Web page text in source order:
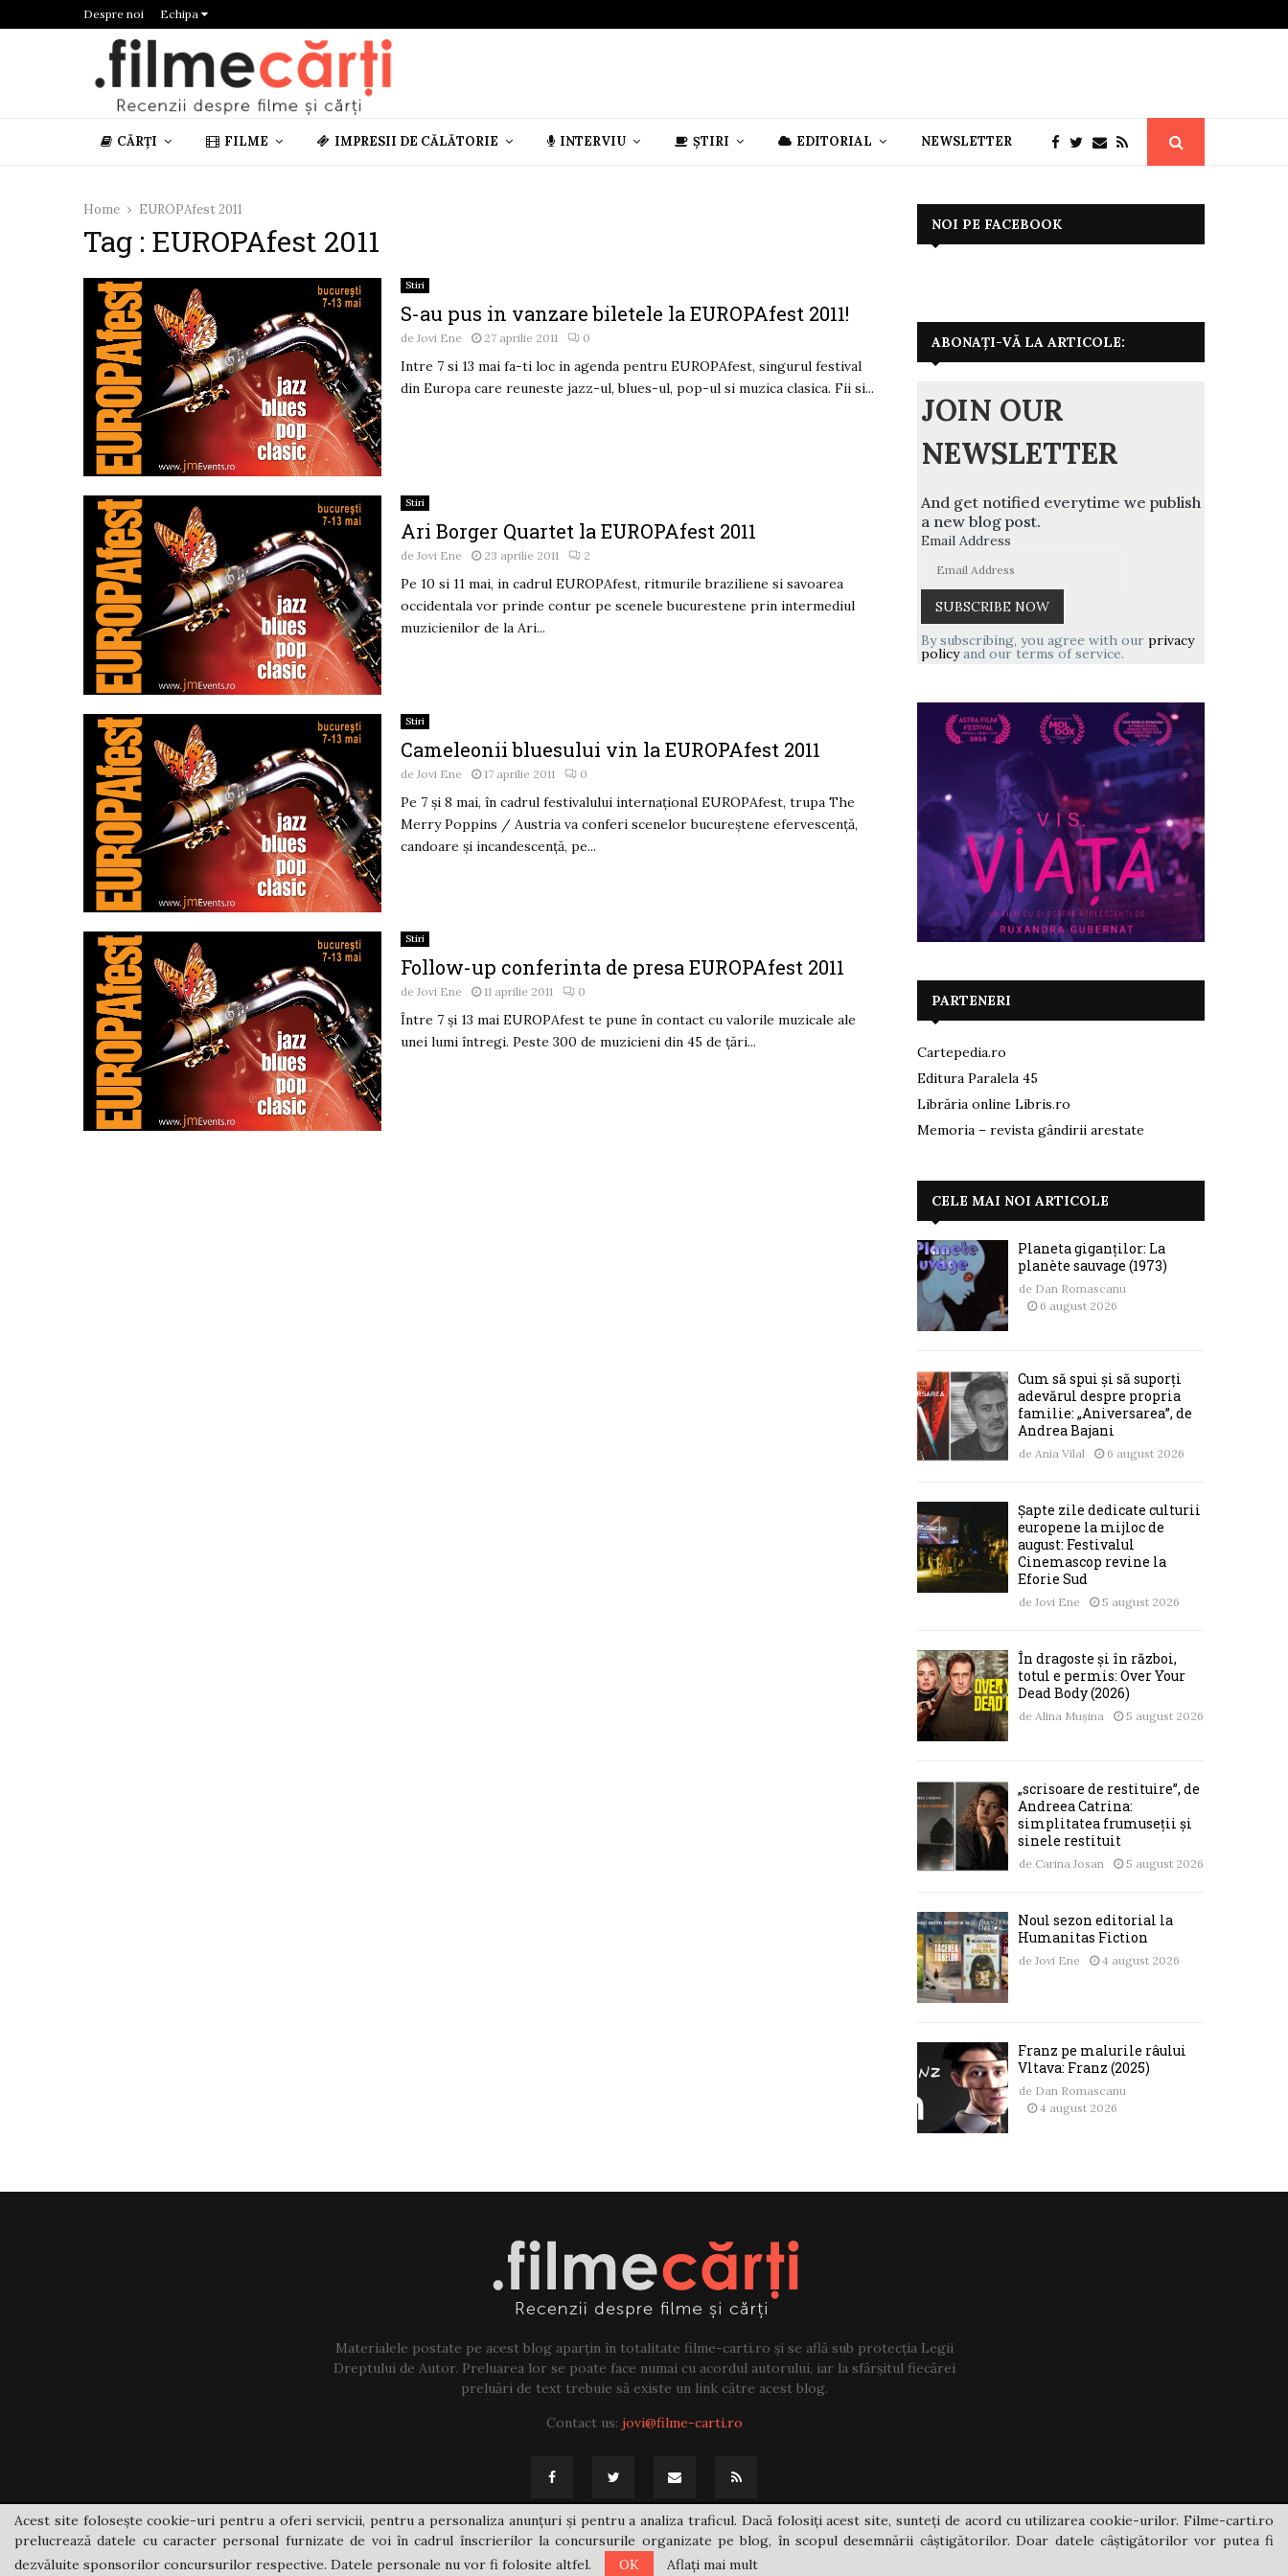
Despre noi Echipa
CĂRȚI FILME IMPRESII DE CĂLĂTORIE INTERVIU ȘTIRI EDITORIAL NEWSLETTER
Home EUROPAfest 2011
Tag : EUROPAfest 2011
Stiri
S-au pus in vanzare biletele la EUROPAfest 2011!
de Jovi Ene 27 aprilie 2011 0
Intre 7 si 13 mai fa-ti loc in agenda pentru EUROPAfest, singurul festival
din Europa care reuneste jazz-ul, blues-ul, pop-ul si muzica clasica. Fii si...
Stiri
Ari Borger Quartet la EUROPAfest 2011
deJovi Ene 23 aprilie 2011 2
Pe 10 si 11 mai, in cadrul EUROPAfest, ritmurile braziliene si savoarea
occidentala vor prinde contur pe scenele bucurestene prin intermediul
muzicienilor de la Ari...
Stiri
Cameleonii bluesului vin la EUROPAfest 2011
de Jovi Ene 17 aprilie 2011 0
Pe 7 şi 8 mai, în cadrul festivalului internaţional EUROPAfest, trupa The
Merry Poppins / Austria va conferi scenelor bucureştene efervescenţă,
candoare şi incandescenţă, pe...
Stiri
Follow-up conferinta de presa EUROPAfest 2011
deJovi Ene 11 aprilie 2011 0
Între 7 şi 13 mai EUROPAfest te pune în contact cu valorile muzicale ale
unei lumi întregi. Peste 300 de muzicieni din 45 de ţări...
NOI PE FACEBOOK
ABONAȚI-VĂ LA ARTICOLE:
JOIN OUR
NEWSLETTER
And get notified everytime we publish
a new blog post.
Email Address
By subscribing, you agree with our privacy
policyand our terms of service.
PARTENERI
Cartepedia.ro
Editura Paralela 45
Librăria online Libris.ro
Memoria – revista gândirii arestate
CELE MAI NOI ARTICOLE
Planeta giganților: La
planète sauvage (1973)
de Dan Romascanu
6 august 2026
Cum să spui și să suporți
adevărul despre propria
familie: „Aniversarea”, de
Andrea Bajani
de Ania Vilal 6 august 2026
Șapte zile dedicate culturii
europene la mijloc de
august: Festivalul
Cinemascop revine la
Eforie Sud
de Jovi Ene 5 august 2026
În dragoste și în război,
totul e permis: Over Your
Dead Body (2026)
de Alina Mușina 5 august 2026
„scrisoare de restituire”, de
Andreea Catrina:
simplitatea frumuseții și
sinele restituit
de Carina Josan 5 august 2026
Noul sezon editorial la
Humanitas Fiction
de Jovi Ene 4 august 2026
Franz pe malurile râului
Vltava: Franz (2025)
de Dan Romascanu
4 august 2026
Materialele postate pe acest blog aparțin în totalitate filme-carti.ro și se află sub protecția Legii
Dreptului de Autor. Preluarea lor se poate face numai cu acordul autorului, iar la sfârșitul fiecărei
preluări de text trebuie să existe un link către acest blog.
Contact us: jovi@filme-carti.ro
@2021 - filme-carti.ro
Acest site folosește cookie-uri pentru a oferi servicii, pentru a personaliza anunțuri și pentru a analiza traficul. Dacă folosiți acest site, sunteți de acord cu utilizarea cookie-urilor. Filme-carti.ro
prelucrează datele cu caracter personal furnizate de voi în cadrul înscrierilor la concursurile organizate pe blog, în scopul desemnării câștigătorilor. Doar datele câștigătorilor vor putea fi
dezvăluite sponsorilor concursurilor respective. Datele personale nu vor fi folosite altfel.
OK Aflați mai mult